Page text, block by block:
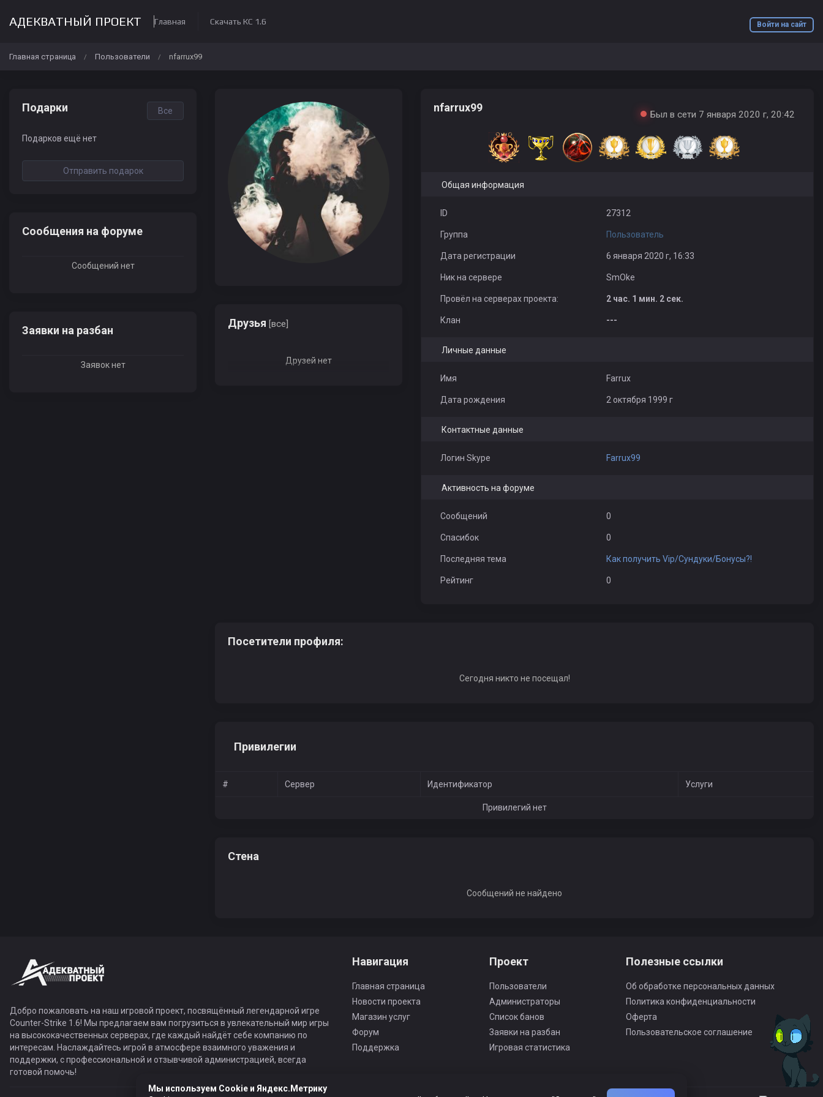
Войти на сайт
АДЕКВАТНЫЙ ПРОЕКТ Главная Скачать КС 1.6
Главная страница / Пользователи / nfarrux99
Друзья [все]
Друзей нет
nfarrux99
Был в сети 7 января 2020 г, 20:42
Общая информация
ID 27312
Группа Пользователь
Дата регистрации 6 января 2020 г, 16:33
Ник на сервере SmOke
Провёл на серверах проекта: 2 час. 1 мин. 2 сек.
Клан ---
Личные данные
Имя Farrux
Дата рождения 2 октября 1999 г
Контактные данные
Логин Skype Farrux99
Активность на форуме
Сообщений 0
Спасибок 0
Последняя тема Как получить Vip/Сундуки/Бонусы?!
Рейтинг 0
Посетители профиля:
Сегодня никто не посещал!
Привилегии
# Сервер Идентификатор Услуги
Привилегий нет
Стена
Сообщений не найдено
Подарки Все
Подарков ещё нет
Отправить подарок
Сообщения на форуме
Сообщений нет
Заявки на разбан
Заявок нет
Добро пожаловать на наш игровой проект, посвящённый легендарной игре
Counter-Strike 1.6! Мы предлагаем вам погрузиться в увлекательный мир игры
на высококачественных серверах, где каждый найдёт себе компанию по
интересам. Наслаждайтесь игрой в атмосфере взаимного уважения и
поддержки, с профессиональной и отзывчивой администрацией, всегда
готовой помочь!
Навигация
Главная страница
Новости проекта
Магазин услуг
Форум
Поддержка
Проект
Пользователи
Администраторы
Список банов
Заявки на разбан
Игровая статистика
Полезные ссылки
Об обработке персональных данных
Политика конфиденциальности
Оферта
Пользовательское соглашение
Мы используем Cookie и Яндекс.Метрику